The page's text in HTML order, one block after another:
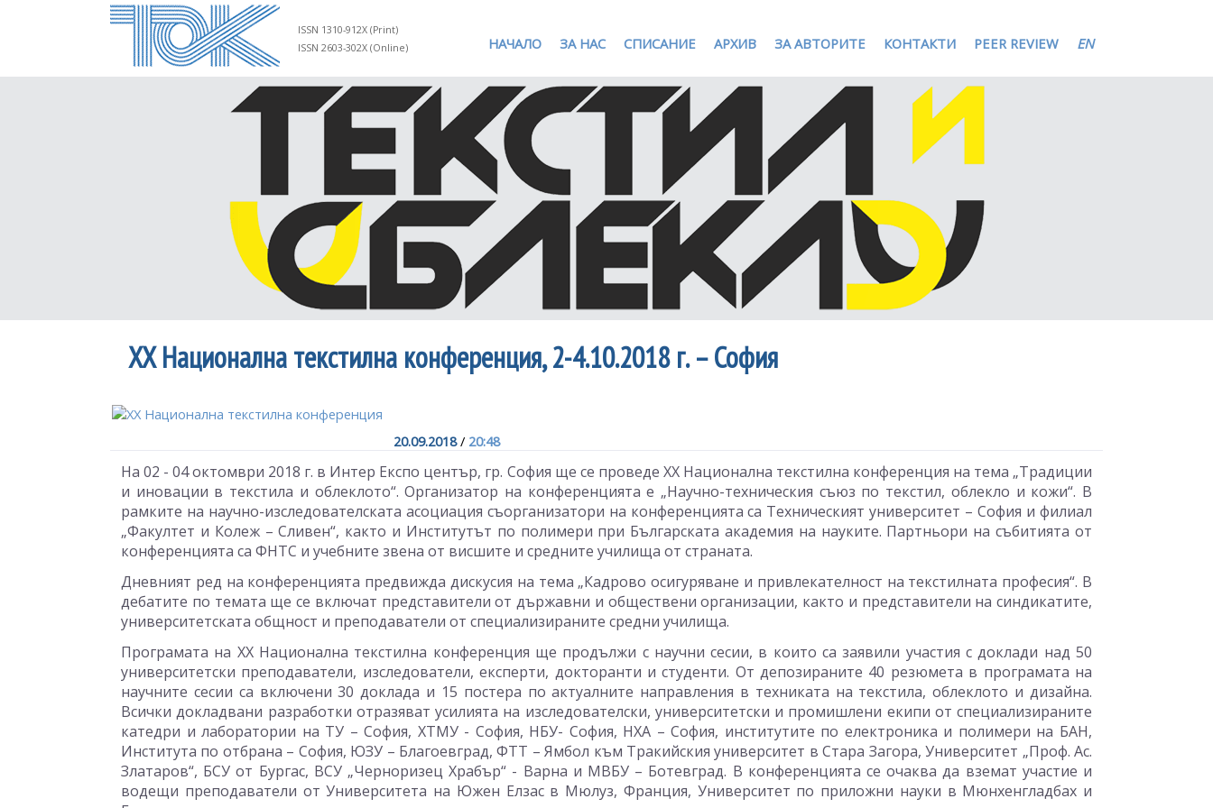
ISSN 1310-912X (Print)
ISSN 2603-302X (Online)
НАЧАЛО ЗА НАС СПИСАНИЕ АРХИВ ЗА АВТОРИТЕ КОНТАКТИ PEER REVIEW EN
XX Национална текстилна конференция, 2-4.10.2018 г. – София
20.09.2018/ 20:48
На 02 - 04 октомври 2018 г. в Интер Експо център, гр. София ще се проведе XX Национална текстилна конференция на тема „Традиции
и иновации в текстила и облеклото“. Организатор на конференцията е „Научно-техническия съюз по текстил, облекло и кожи“. В
рамките на научно-изследователската асоциация съорганизатори на конференцията са Техническият университет – София и филиал
„Факултет и Колеж – Сливен“, както и Институтът по полимери при Българската академия на науките. Партньори на събитията от
конференцията са ФНТС и учебните звена от висшите и средните училища от страната.
Дневният ред на конференцията предвижда дискусия на тема „Кадрово осигуряване и привлекателност на текстилната професия“. В
дебатите по темата ще се включат представители от държавни и обществени организации, както и представители на синдикатите,
университетската общност и преподаватели от специализираните средни училища.
Програмата на XX Национална текстилна конференция ще продължи с научни сесии, в които са заявили участия с доклади над 50
университетски преподаватели, изследователи, експерти, докторанти и студенти. От депозираните 40 резюмета в програмата на
научните сесии са включени 30 доклада и 15 постера по актуалните направления в техниката на текстила, облеклото и дизайна.
Всички докладвани разработки отразяват усилията на изследователски, университетски и промишлени екипи от специализираните
катедри и лаборатории на ТУ – София, ХТМУ - София, НБУ- София, НХА – София, институтите по електроника и полимери на БАН,
Института по отбрана – София, ЮЗУ – Благоевград, ФТТ – Ямбол към Тракийския университет в Стара Загора, Университет „Проф. Ас.
Златаров“, БСУ от Бургас, ВСУ „Черноризец Храбър“ - Варна и МВБУ – Ботевград. В конференцията се очаква да вземат участие и
водещи преподаватели от Университета на Южен Елзас в Мюлуз, Франция, Университет по приложни науки в Мюнхенгладбах и